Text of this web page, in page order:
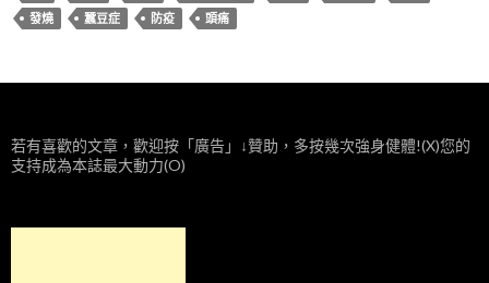
發燒
蠶豆症 防疫 頭痛
若有喜歡的文章，歡迎按「廣告」↓贊助，多按幾次強身健體!(X)您的
支持成為本誌最大動力(O)